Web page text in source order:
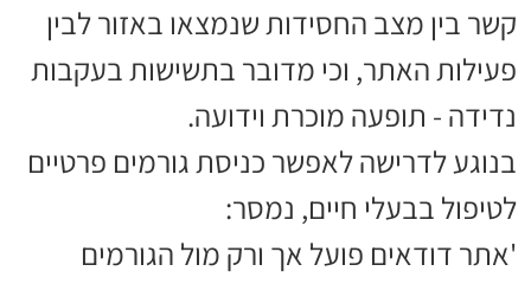
קשר בין מצב החסידות שנמצאו באזור לבין
פעילות האתר, וכי מדובר בתשישות בעקבות
נדידה - תופעה מוכרת וידועה.
בנוגע לדרישה לאפשר כניסת גורמים פרטיים
לטיפול בבעלי חיים, נמסר:
'אתר דודאים פועל אך ורק מול הגורמים